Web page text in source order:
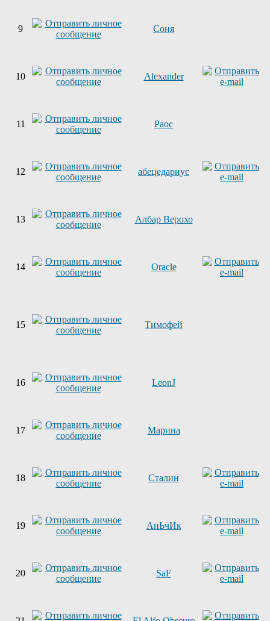
9 Соня
10 Alexander
11 Раос
12 абецедариус
13 Албар Верохо
14 Oracle
15 Тимофей
16 LeonJ
17 Марина
18 Сталин
19 АнЬчИк
20 SaF